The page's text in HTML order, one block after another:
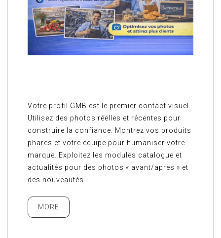
Votre profil GMB est le premier contact visuel.
Utilisez des photos réelles et récentes pour
construire la confiance. Montrez vos produits
phares et votre équipe pour humaniser votre
marque. Exploitez les modules catalogue et
actualités pour des photos « avant/après » et
des nouveautés.
MORE